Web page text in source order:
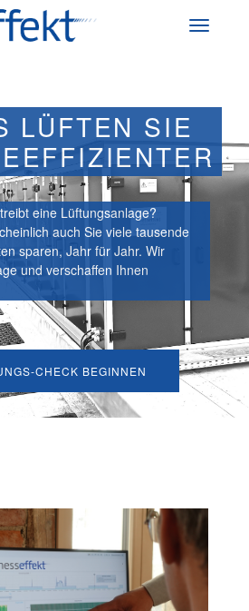
LÜFTEN SIE
eine Lüftungsanlage?
auch Sie viele tausende
sparen, Jahr für Jahr. Wir
und verschaffen Ihnen
CHECK BEGINNEN